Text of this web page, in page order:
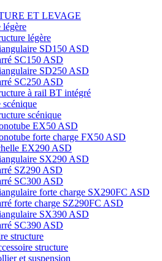
ET LEVAGE
légère
légère
SD150 ASD
SC150 ASD
SD250 ASD
SC250 ASD
à rail BT intégré
scénique
scénique
EX50 ASD
forte charge FX50 ASD
EX290 ASD
SX290 ASD
SZ290 ASD
SC300 ASD
forte charge SX290FC ASD
forte charge SZ290FC ASD
SX390 ASD
SC390 ASD
structure
structure
et suspension